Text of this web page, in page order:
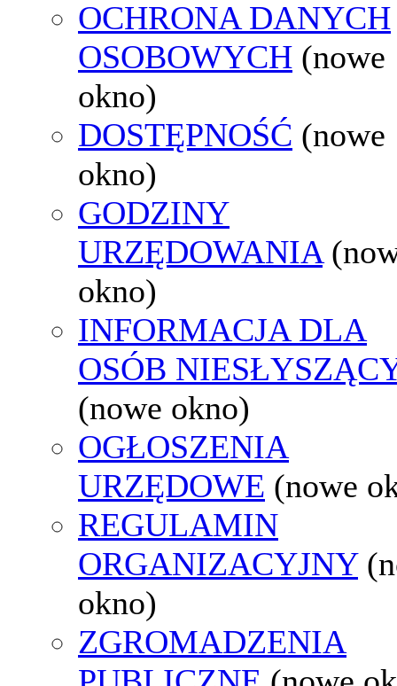
OCHRONA DANYCH
OSOBOWYCH (nowe
okno)
DOSTĘPNOŚĆ (nowe
okno)
GODZINY
URZĘDOWANIA
okno)
INFORMACJA DLA
OSÓB
(nowe okno)
OGŁOSZENIA
URZĘDOWE (nowe
REGULAMIN
ORGANIZACYJNY
okno)
ZGROMADZENIA